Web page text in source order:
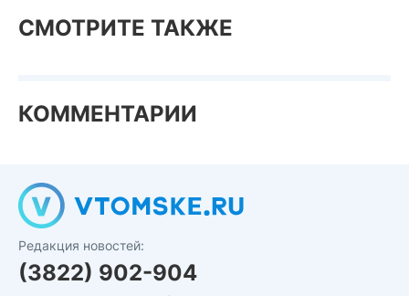
СМОТРИТЕ ТАКЖЕ
КОММЕНТАРИИ
Редакция новостей:
(3822) 902-904